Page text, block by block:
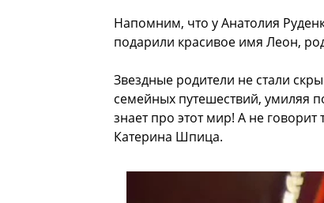
Напомним, что у Анатолия
подарили красивое имя Леон,
Звездные родители не стали
семейных путешествий, умиляя
знает про этот мир! А не
Катерина Шпица.